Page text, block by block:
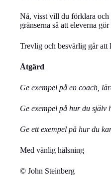
Nå, visst vill du förklara och
gränserna så att eleverna
Trevlig och besvärlig går att
Åtgärd
Ge exempel på en coach,
Ge exempel på hur du själv
Ge ett exempel på hur du
Med vänlig hälsning
© John Steinberg